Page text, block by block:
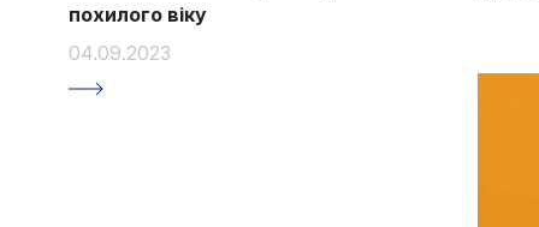
похилого віку
04.09.2023